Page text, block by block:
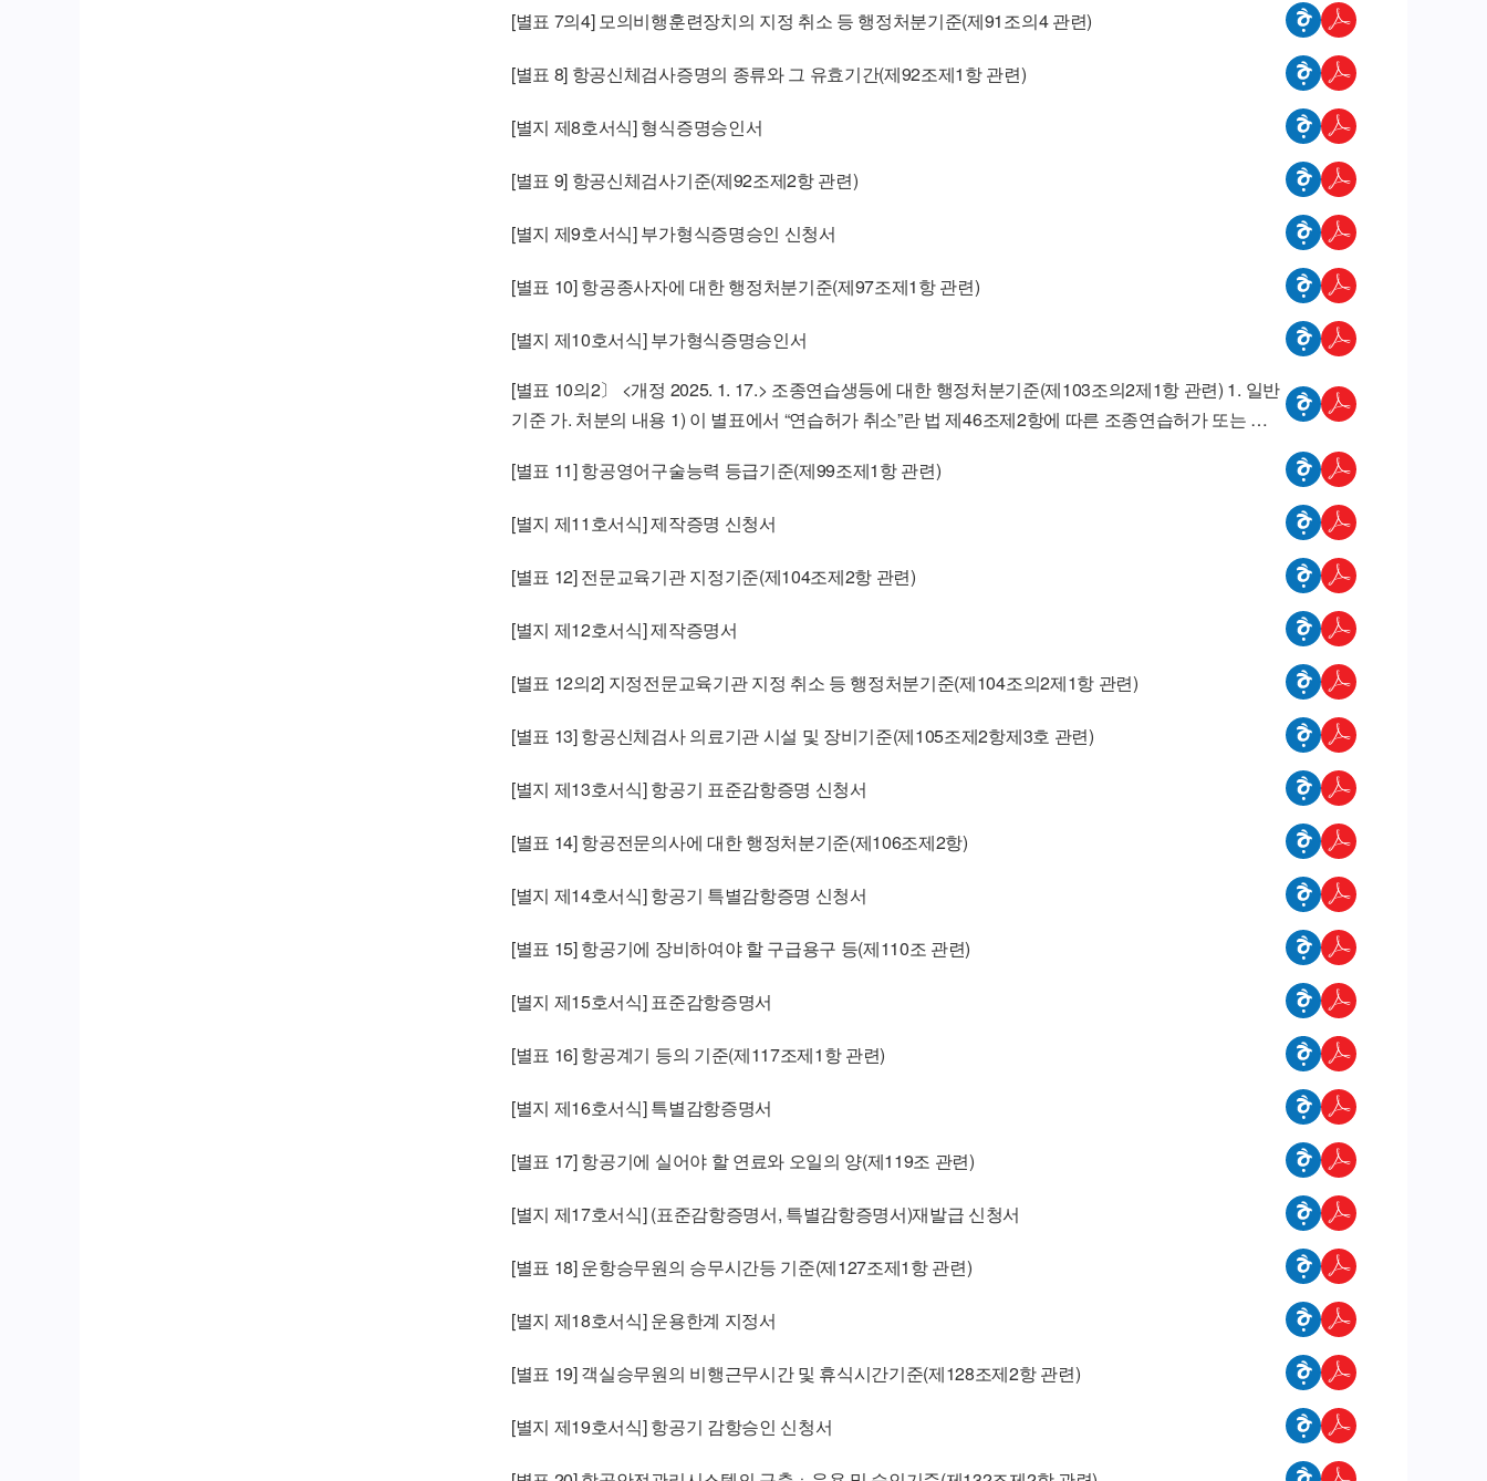
[별표 7의4] 모의비행훈련장치의 지정 취소 등 행정처분기준(제91조의4 관련)
[별표 8] 항공신체검사증명의 종류와 그 유효기간(제92조제1항 관련)
[별지 제8호서식] 형식증명승인서
[별표 9] 항공신체검사기준(제92조제2항 관련)
[별지 제9호서식] 부가형식증명승인 신청서
[별표 10] 항공종사자에 대한 행정처분기준(제97조제1항 관련)
[별지 제10호서식] 부가형식증명승인서
[별표 10의2〕 <개정 2025. 1. 17.> 조종연습생등에 대한 행정처분기준(제103조의2제1항 관련) 1. 일반
기준 가. 처분의 내용 1) 이 별표에서 “연습허가 취소”란 법 제46조제2항에 따른 조종연습허가 또는 법
한다. 2) 이 별표에서 “효력 정지”란 일정기간 조종연습등을 할 수 있는 자격을 정 지하는 것을 말한다.
따르되 2분의 1의 범위에서 가중하여 처분한다. 2) 하나의 비행 편에서 둘 이상의 위반행위가 발생한
경우 그 중 무거운 처분 의 기준에 따르되 2분의 1의 범위에서 가중하여 처분한다. 3) 같은 위반행위가
한다. 다만, 위반사실을 인지하 고도 같은 위반행위를 반복한 경우에는 위반횟수별로 합산하여 산정한
을 말한다. 이하 이 별표에서 같다)의 잘못으로 발생한 경우에는 기장에 대한 처분 외에 그 조종연습생
여 처분할 수 있다. 5) 위반행위의 차수에 따른 행정처분의 기준은 위반행위를 한 날로부터 최근 2년 이
내 같은 위반행위로 행정처분을 받은 경우에 적용한다. 이 경우 기간 의 계산은 위반행위에 대하여 행
정처분을 받은 날과 그 처분 후 다시 같은 위반행위를 하여 적발된 날을 기준으로 한다. 6) 5)에 따라 가
중된 행정처분을 하는 경우 가중처분의 적용 차수는 그 위반 행위 전 행정처분 차수[5)에 따른 기간 내
03조의2제1항 관련)
[별표 11] 항공영어구술능력 등급기준(제99조제1항 관련)
[별지 제11호서식] 제작증명 신청서
[별표 12] 전문교육기관 지정기준(제104조제2항 관련)
[별지 제12호서식] 제작증명서
[별표 12의2] 지정전문교육기관 지정 취소 등 행정처분기준(제104조의2제1항 관련)
[별표 13] 항공신체검사 의료기관 시설 및 장비기준(제105조제2항제3호 관련)
[별지 제13호서식] 항공기 표준감항증명 신청서
[별표 14] 항공전문의사에 대한 행정처분기준(제106조제2항)
[별지 제14호서식] 항공기 특별감항증명 신청서
[별표 15] 항공기에 장비하여야 할 구급용구 등(제110조 관련)
[별지 제15호서식] 표준감항증명서
[별표 16] 항공계기 등의 기준(제117조제1항 관련)
[별지 제16호서식] 특별감항증명서
[별표 17] 항공기에 실어야 할 연료와 오일의 양(제119조 관련)
[별지 제17호서식] (표준감항증명서, 특별감항증명서)재발급 신청서
[별표 18] 운항승무원의 승무시간등 기준(제127조제1항 관련)
[별지 제18호서식] 운용한계 지정서
[별표 19] 객실승무원의 비행근무시간 및 휴식시간기준(제128조제2항 관련)
[별지 제19호서식] 항공기 감항승인 신청서